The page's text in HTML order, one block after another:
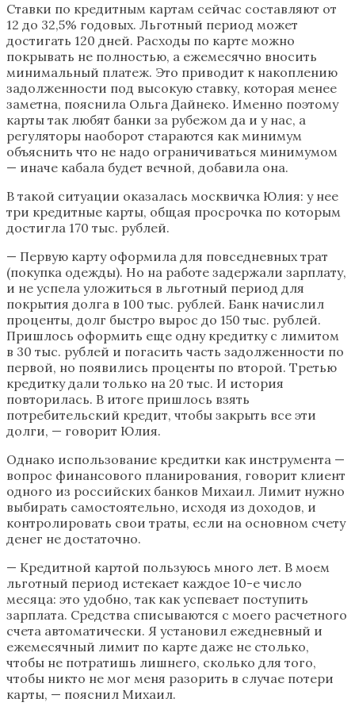
Ставки по кредитным картам сейчас составляют от
12 до 32,5% годовых. Льготный период может
достигать 120 дней. Расходы по карте можно
покрывать не полностью, а ежемесячно вносить
минимальный платеж. Это приводит к накоплению
задолженности под высокую ставку, которая менее
заметна, пояснила Ольга Дайнеко. Именно поэтому
карты так любят банки за рубежом да и у нас, а
регуляторы наоборот стараются как минимум
объяснить что не надо ограничиваться минимумом
— иначе кабала будет вечной, добавила она.
В такой ситуации оказалась москвичка Юлия: у нее
три кредитные карты, общая просрочка по которым
достигла 170 тыс. рублей.
— Первую карту оформила для повседневных трат
(покупка одежды). Но на работе задержали зарплату,
и не успела уложиться в льготный период для
покрытия долга в 100 тыс. рублей. Банк начислил
проценты, долг быстро вырос до 150 тыс. рублей.
Пришлось оформить еще одну кредитку с лимитом
в 30 тыс. рублей и погасить часть задолженности по
первой, но появились проценты по второй. Третью
кредитку дали только на 20 тыс. И история
повторилась. В итоге пришлось взять
потребительский кредит, чтобы закрыть все эти
долги, — говорит Юлия.
Однако использование кредитки как инструмента —
вопрос финансового планирования, говорит клиент
одного из российских банков Михаил. Лимит нужно
выбирать самостоятельно, исходя из доходов, и
контролировать свои траты, если на основном счету
денег не достаточно.
— Кредитной картой пользуюсь много лет. В моем
льготный период истекает каждое 10-е число
месяца: это удобно, так как успевает поступить
зарплата. Средства списываются с моего расчетного
счета автоматически. Я установил ежедневный и
ежемесячный лимит по карте даже не столько,
чтобы не потратишь лишнего, сколько для того,
чтобы никто не мог меня разорить в случае потери
карты, — пояснил Михаил.